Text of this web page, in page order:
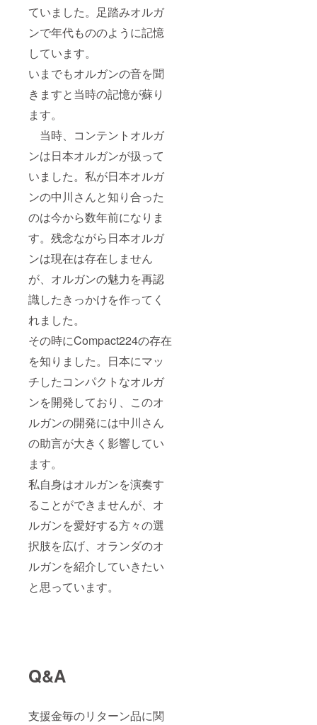
ていました。足踏みオルガ
ンで年代もののように記憶
しています。
いまでもオルガンの音を聞
きますと当時の記憶が蘇り
ます。
当時、コンテントオルガ
ンは日本オルガンが扱って
いました。私が日本オルガ
ンの中川さんと知り合った
のは今から数年前になりま
す。残念ながら日本オルガ
ンは現在は存在しません
が、オルガンの魅力を再認
識したきっかけを作ってく
れました。
その時にCompact224の存在
を知りました。日本にマッ
チしたコンパクトなオルガ
ンを開発しており、このオ
ルガンの開発には中川さん
の助言が大きく影響してい
ます。
私自身はオルガンを演奏す
ることができませんが、オ
ルガンを愛好する方々の選
択肢を広げ、オランダのオ
ルガンを紹介していきたい
と思っています。
Q&A
支援金毎のリターン品に関